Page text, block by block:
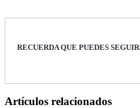
RECUERDA QUE PUEDES
Artículos relacionados